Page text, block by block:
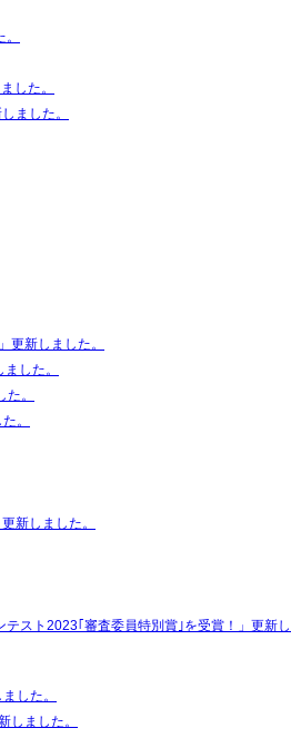
した。
ました。
更新しました。
した。
。
。
新しました。
スト2023｢審査委員特別賞｣を受賞！」更新
した。
しました。